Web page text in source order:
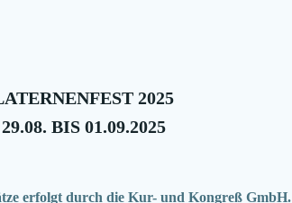
2025
29.08. BIS 01.09.2025
erfolgt durch die Kur- und Kongreß GmbH.